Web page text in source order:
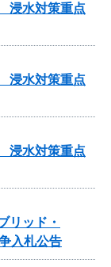
浸水対策重点
浸水対策重点
浸水対策重点
リッド・
入札公告